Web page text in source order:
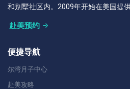
和别墅社区内。2009年开始在美国提
赴美预约
便捷导航
尔湾月子中心
赴美攻略